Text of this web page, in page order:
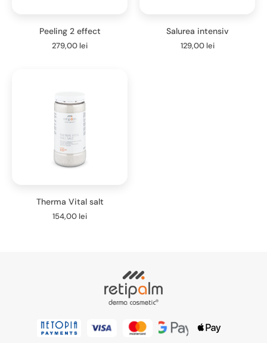
Peeling 2 effect
279,00 lei
Salurea intensiv
129,00 lei
Therma Vital salt
154,00 lei